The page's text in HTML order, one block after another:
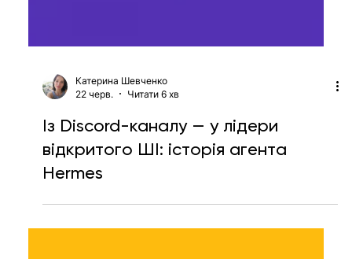
22 черв.
Читати 6 хв
Із Discord-каналу — у лідери
відкритого ШІ: історія агента
Hermes